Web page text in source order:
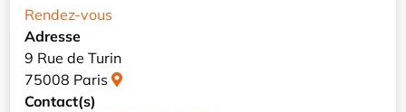
Rendez-vous
Adresse
9 Rue de Turin
75008 Paris
Contact(s)